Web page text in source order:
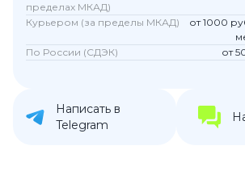
пределах МКАД)
Курьером (за пределы МКАД)
от 1000
По России (СДЭК)
от
Написать в
Telegram